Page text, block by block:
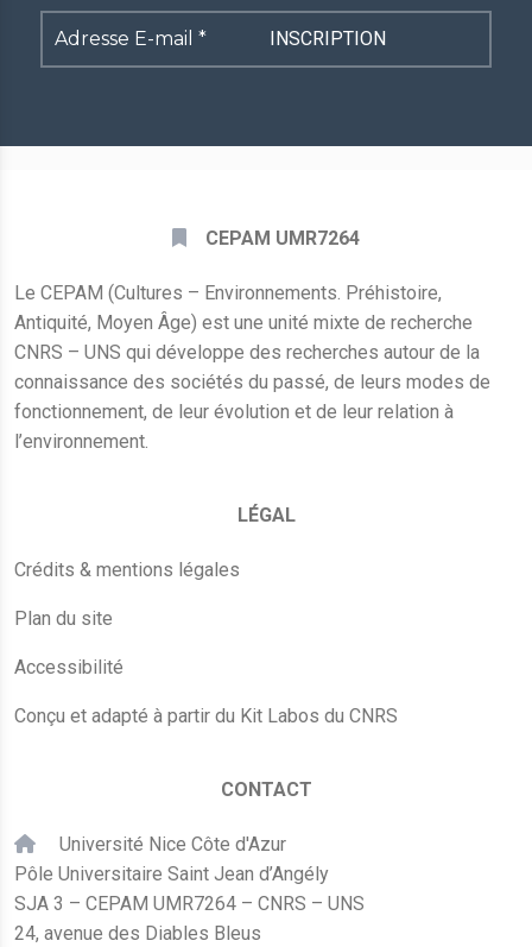
Adresse
E-
CEPAM UMR7264
Le CEPAM (Cultures – Environnements. Préhistoire,
Antiquité, Moyen Âge) est une unité mixte de recherche
CNRS – UNS qui développe des recherches autour de la
connaissance des sociétés du passé, de leurs modes de
fonctionnement, de leur évolution et de leur relation à
l’environnement.
LÉGAL
Crédits & mentions légales
Plan du site
Accessibilité
Conçu et adapté à partir du Kit Labos du CNRS
CONTACT
Université Nice Côte d'Azur
Pôle Universitaire Saint Jean d’Angély
SJA 3 – CEPAM UMR7264 – CNRS – UNS
24, avenue des Diables Bleus